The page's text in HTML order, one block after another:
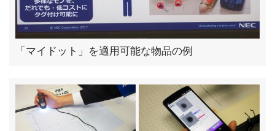
「マイドット」を適用可能な物品の例